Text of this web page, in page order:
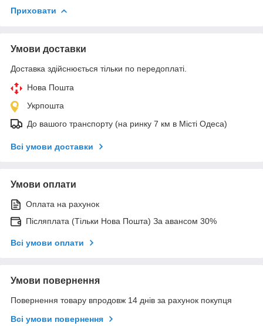
Приховати
Умови доставки
Доставка здійснюється тільки по передоплаті.
Нова Пошта
Укрпошта
До вашого транспорту (на ринку 7 км в Місті Одеса)
Всі умови доставки
Умови оплати
Оплата на рахунок
Післяплата (Тільки Нова Пошта) За авансом 30%
Всі умови оплати
Умови повернення
Повернення товару впродовж 14 днів за рахунок покупця
Всі умови повернення